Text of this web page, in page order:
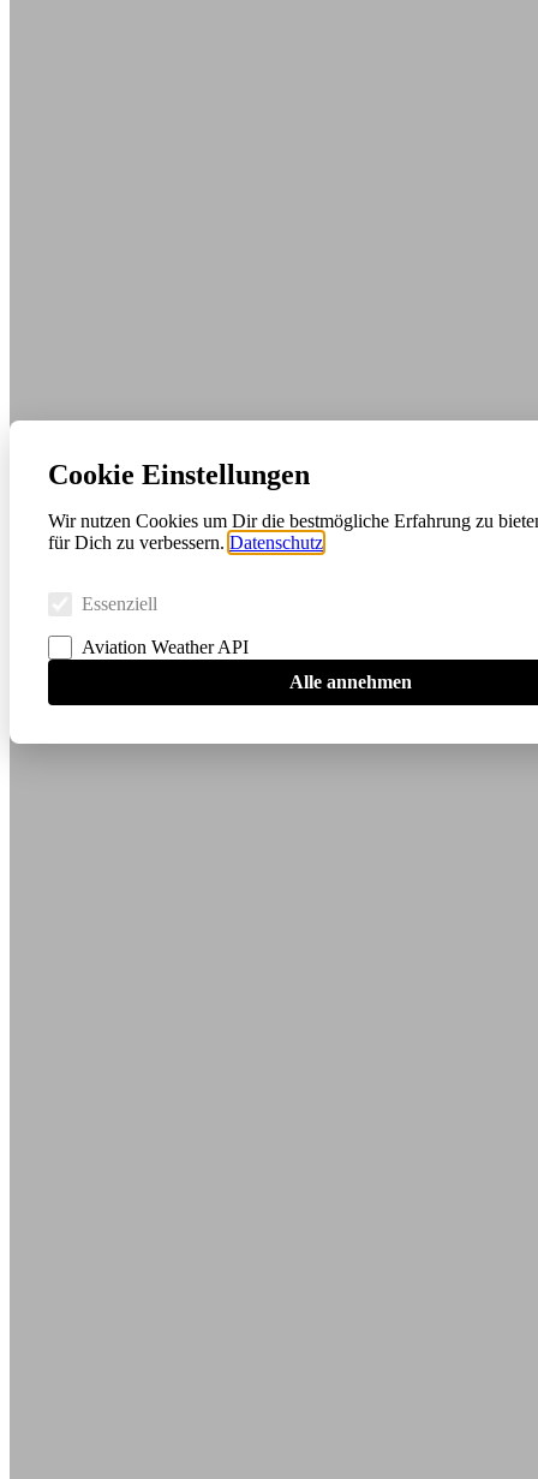
Cookie Einstellungen
Wir nutzen Cookies um Dir die bestmögliche Erfahrung zu
für Dich zu verbessern. Datenschutz
Essenziell
Aviation Weather API
Alle annehmen